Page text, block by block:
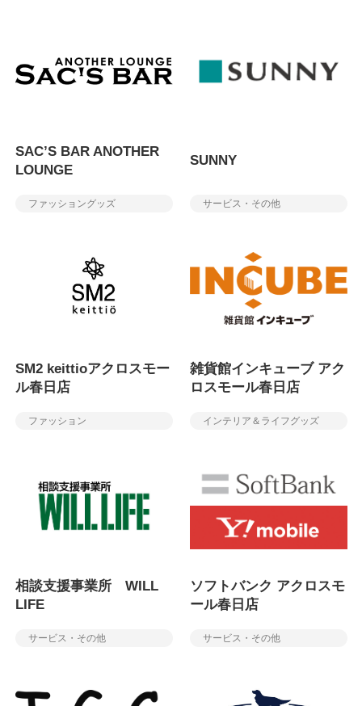
SAC’S BAR ANOTHER
LOUNGE
ファッショングッズ
SUNNY
サービス・その他
SM2 keittioアクロスモー
ル春日店
ファッション
雑貨館インキューブ アク
ロスモール春日店
インテリア＆ライフグッズ
相談支援事業所 WILL
LIFE
サービス・その他
ソフトバンク アクロスモ
ール春日店
サービス・その他